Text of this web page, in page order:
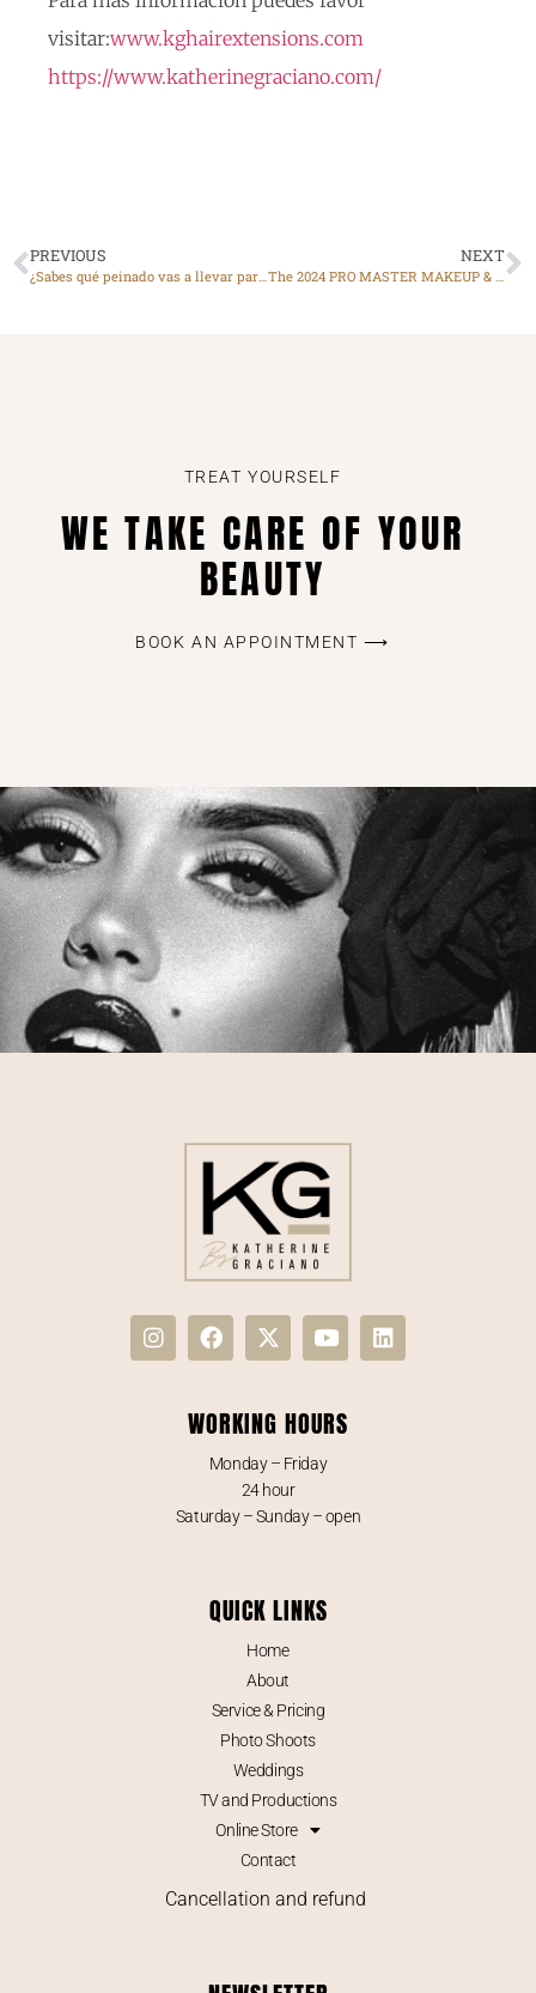
visitar:www.kghairextensions.com
https://www.katherinegraciano.com/
PREVIOUS NEXT
TREAT YOURSELF
WE TAKE CARE OF YOUR
BEAUTY
BOOK AN APPOINTMENT ⟶
WORKING HOURS
Monday – Friday
24 hour
Saturday – Sunday – open
QUICK LINKS
Home
About
Service & Pricing
Photo Shoots
Weddings
TV and Productions
Online Store
Contact
Cancellation and refund